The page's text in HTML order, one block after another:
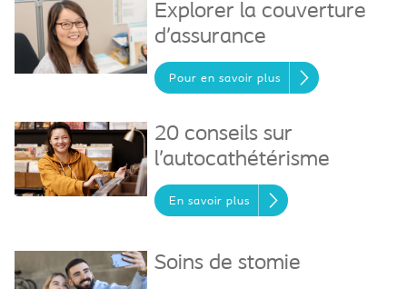
Explorer la couverture
d’assurance
Pour en savoir plus
20 conseils sur
l’autocathétérisme
En savoir plus
Soins de stomie